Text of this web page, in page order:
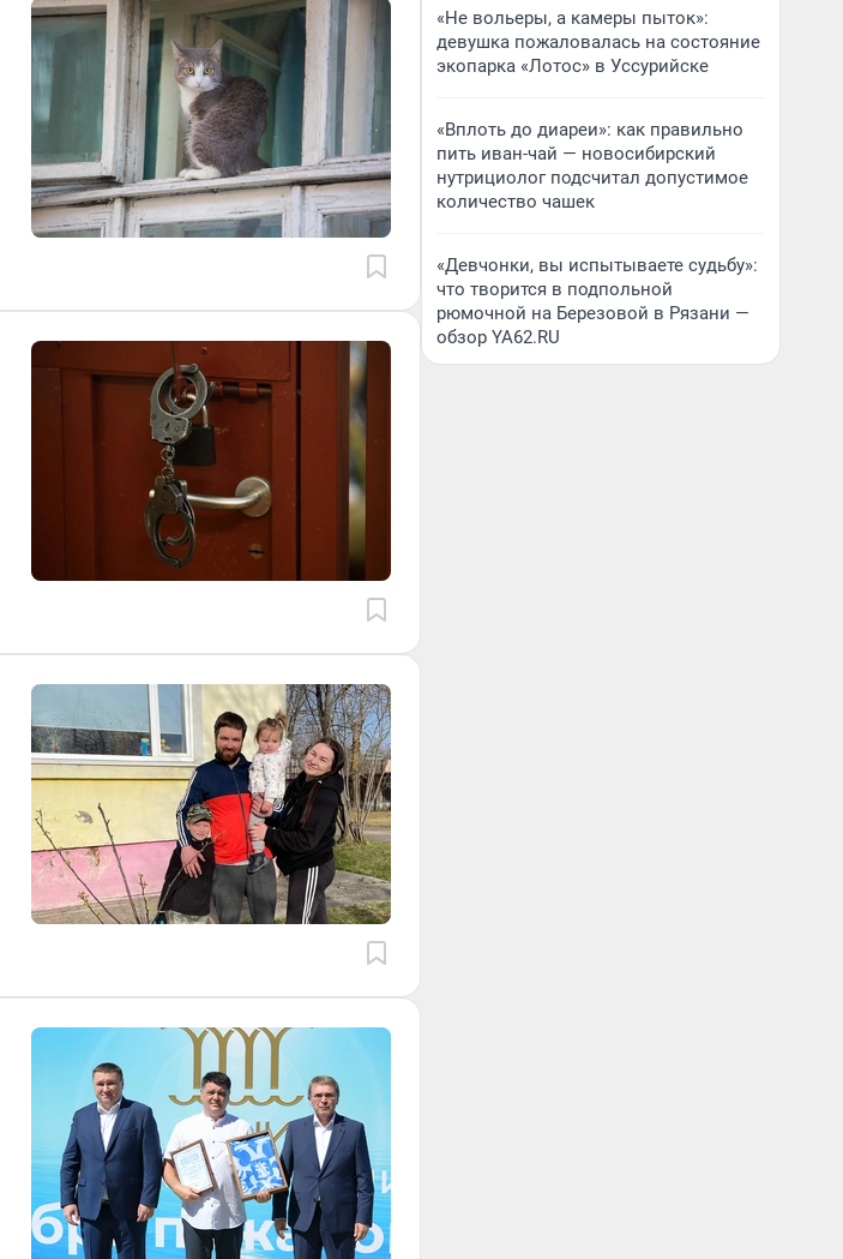
«Не вольеры, а камеры пыток»:
девушка пожаловалась на состояние
экопарка «Лотос» в Уссурийске
«Вплоть до диареи»: как правильно
пить иван-чай — новосибирский
нутрициолог подсчитал допустимое
количество чашек
«Девчонки, вы испытываете судьбу»:
что творится в подпольной
рюмочной на Березовой в Рязани —
обзор YA62.RU